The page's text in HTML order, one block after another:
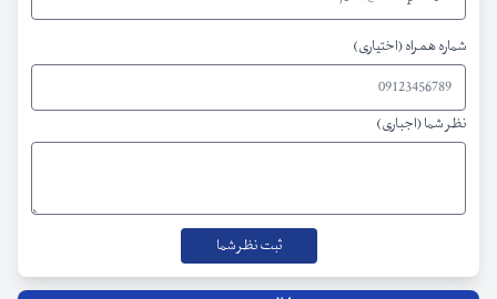
شماره همراه (اختیاری)
نظر شما (اجباری)